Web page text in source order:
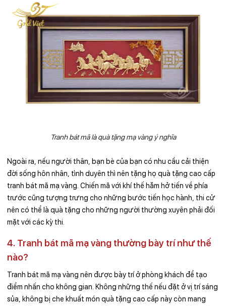
Tranh bát mã là quà tặng mạ vàng ý nghĩa
Ngoài ra, nếu người thân, bạn bè của bạn có nhu cầu cải thiện
đời sống hôn nhân, tình duyên thì nên tặng họ quà tặng cao cấp
tranh bát mã mạ vàng. Chiến mã với khí thế hăm hở tiến về phía
trước cũng tượng trưng cho những bước tiến học hành, thi cử
nên có thể là quà tặng cho những người thường xuyên phải đối
mặt với các kỳ thi.
4. Tranh bát mã mạ vàng thường bày trí như thế
nào?
Tranh bát mã mạ vàng nên được bày trí ở phòng khách để tạo
điểm nhấn cho không gian. Không những thế nếu đặt ở vị trí sáng
sủa, không bị che khuất món quà tặng cao cấp này còn mang